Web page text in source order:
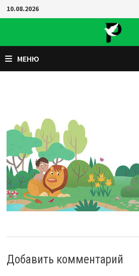
Перейти
к
10.08.2026
МЕНЮ
Добавить комментарий